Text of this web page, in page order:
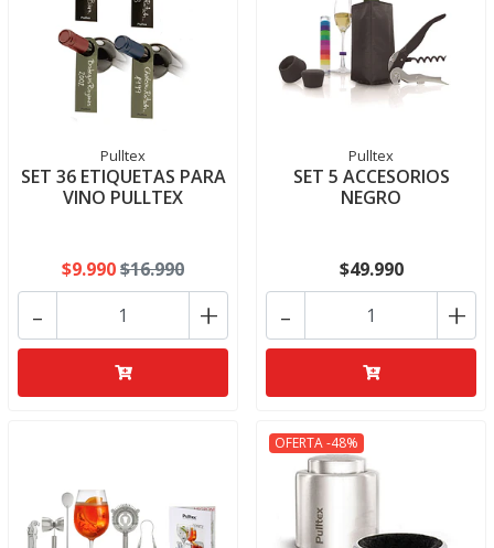
Pulltex
SET 36 ETIQUETAS PARA
VINO PULLTEX
$9.990$16.990
+
-
Pulltex
SET 5 ACCESORIOS
NEGRO
$49.990
+
-
OFERTA -48%